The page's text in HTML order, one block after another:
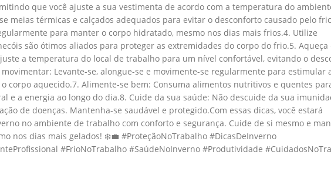
que você ajuste a sua vestimenta de acordo com a temperatura do
meias térmicas e calçados adequados para evitar o desconforto causado pelo
para manter o corpo hidratado, mesmo nos dias mais frios.4. Utilize
são ótimos aliados para proteger as extremidades do corpo do frio.5. Aqueça
a temperatura do local de trabalho para um nível confortável, evitando o
Levante-se, alongue-se e movimente-se regularmente para estimular
corpo aquecido.7. Alimente-se bem: Consuma alimentos nutritivos e quentes
e a energia ao longo do dia.8. Cuide da sua saúde: Não descuide da sua
de doenças. Mantenha-se saudável e protegido.Com essas dicas, você estará
no ambiente de trabalho com conforto e segurança. Cuide de si mesmo e
nos dias mais gelados! ❄️💼 #ProteçãoNoTrabalho #DicasDeInverno
#FrioNoTrabalho #SaúdeNoInverno #Produtividade